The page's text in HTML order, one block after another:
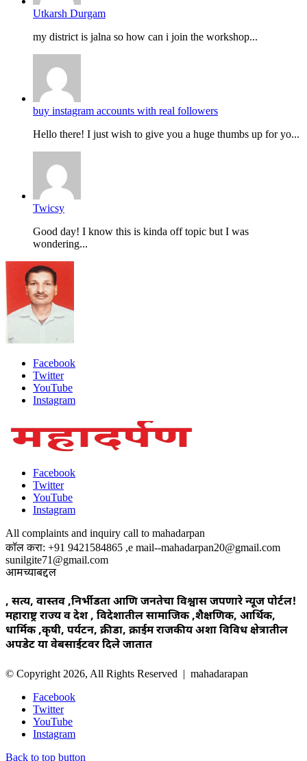
Utkarsh Durgam
my district is jalna so how can i join the workshop...
buy instagram accounts with real followers
Hello there! I just wish to give you a huge thumbs up for yo...
Twicsy
Good day! I know this is kinda off topic but I was
wondering...
Facebook
Twitter
YouTube
Instagram
Facebook
Twitter
YouTube
Instagram
All complaints and inquiry call to mahadarpan
कॉल करा: +91 9421584865 ,e mail--mahadarpan20@gmail.com
sunilgite71@gmail.com
आमच्याबद्दल
, सत्य, वास्तव ,निर्भीडता आणि जनतेचा विश्वास जपणारे न्यूज पोर्टल!
महाराष्ट्र राज्य व देश , विदेशातील सामाजिक ,शैक्षणिक, आर्थिक,
धार्मिक ,कृषी, पर्यटन, क्रीडा, क्राईम राजकीय अशा विविध क्षेत्रातील
अपडेट या वेबसाईटवर दिले जातात
© Copyright 2026, All Rights Reserved | mahadarapan
Facebook
Twitter
YouTube
Instagram
Back to top button